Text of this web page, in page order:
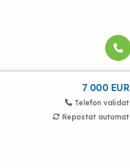
7 000 EUR
Telefon validat
Repostat automat